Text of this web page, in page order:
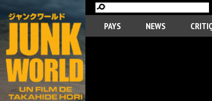
PAYS NEWS